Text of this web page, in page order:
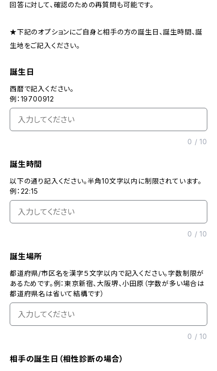
回答に対して、確認のための再質問も可能です。
★下記のオプションにご自身と相手の方の誕生日、誕生時間、誕
生地をご記入ください。
誕生日
西暦で記入ください。
例：19700912
0 /10
誕生時間
以下の通り記入ください。半角10文字以内に制限されています。
例：22:15
0 /10
誕生場所
都道府県/市区名を漢字５文字以内で記入ください。字数制限が
あるためです。例：東京新宿、大阪堺、小田原（字数が多い場合は
都道府県名は省いて結構です）
0 /10
相手の誕生日（相性診断の場合）